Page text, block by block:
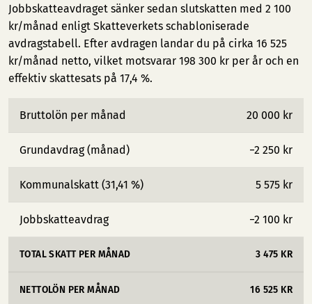
Jobbskatteavdraget sänker sedan slutskatten med 2 100
kr/månad enligt Skatteverkets schabloniserade
avdragstabell. Efter avdragen landar du på cirka 16 525
kr/månad netto, vilket motsvarar 198 300 kr per år och en
effektiv skattesats på 17,4 %.
Bruttolön per månad 20 000 kr
Grundavdrag (månad) −2 250 kr
Kommunalskatt (31,41 %) 5 575 kr
Jobbskatteavdrag −2 100 kr
TOTAL SKATT PER MÅNAD 3 475 KR
NETTOLÖN PER MÅNAD 16 525 KR